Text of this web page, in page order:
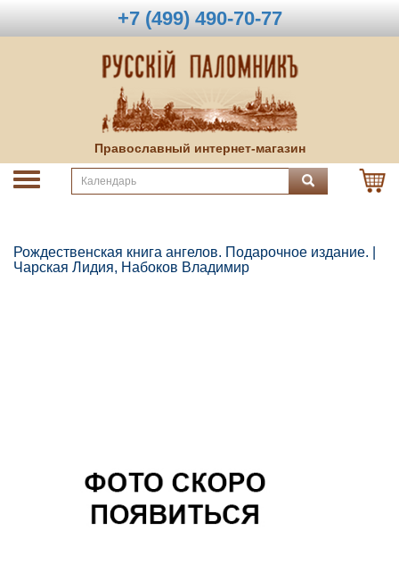
+7 (499) 490-70-77
Православный интернет-магазин
Рождественская книга ангелов. Подарочное издание. |
Чарская Лидия, Набоков Владимир